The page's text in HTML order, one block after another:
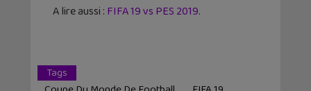
A lire aussi : FIFA 19 vs PES 2019.
Tags